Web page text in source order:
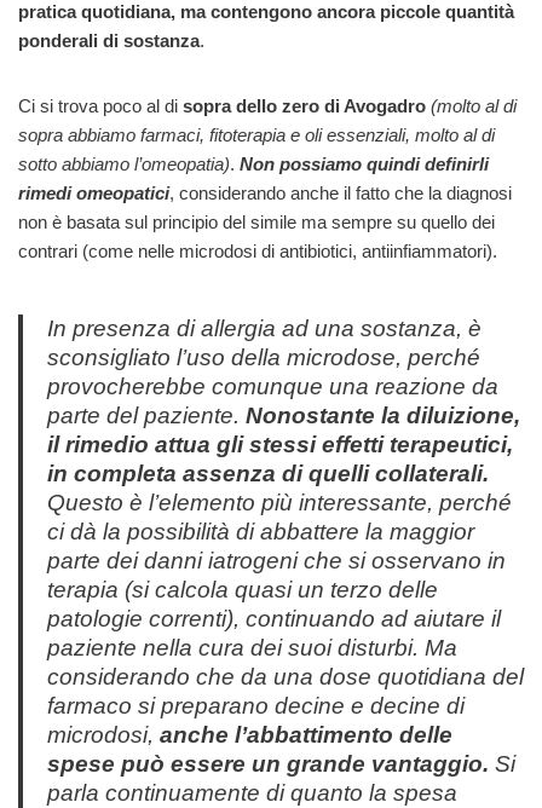
pratica quotidiana, ma contengono ancora piccole quantità
ponderali di sostanza.
Ci si trova poco al di sopra dello zero di Avogadro (molto al di
sopra abbiamo farmaci, fitoterapia e oli essenziali, molto al di
sotto abbiamo l’omeopatia). Non possiamo quindi definirli
rimedi omeopatici, considerando anche il fatto che la diagnosi
non è basata sul principio del simile ma sempre su quello dei
contrari (come nelle microdosi di antibiotici, antiinfiammatori).
In presenza di allergia ad una sostanza, è
sconsigliato l’uso della microdose, perché
provocherebbe comunque una reazione da
parte del paziente. Nonostante la diluizione,
il rimedio attua gli stessi effetti terapeutici,
in completa assenza di quelli collaterali.
Questo è l’elemento più interessante, perché
ci dà la possibilità di abbattere la maggior
parte dei danni iatrogeni che si osservano in
terapia (si calcola quasi un terzo delle
patologie correnti), continuando ad aiutare il
paziente nella cura dei suoi disturbi. Ma
considerando che da una dose quotidiana del
farmaco si preparano decine e decine di
microdosi, anche l’abbattimento delle
spese può essere un grande vantaggio. Si
parla continuamente di quanto la spesa